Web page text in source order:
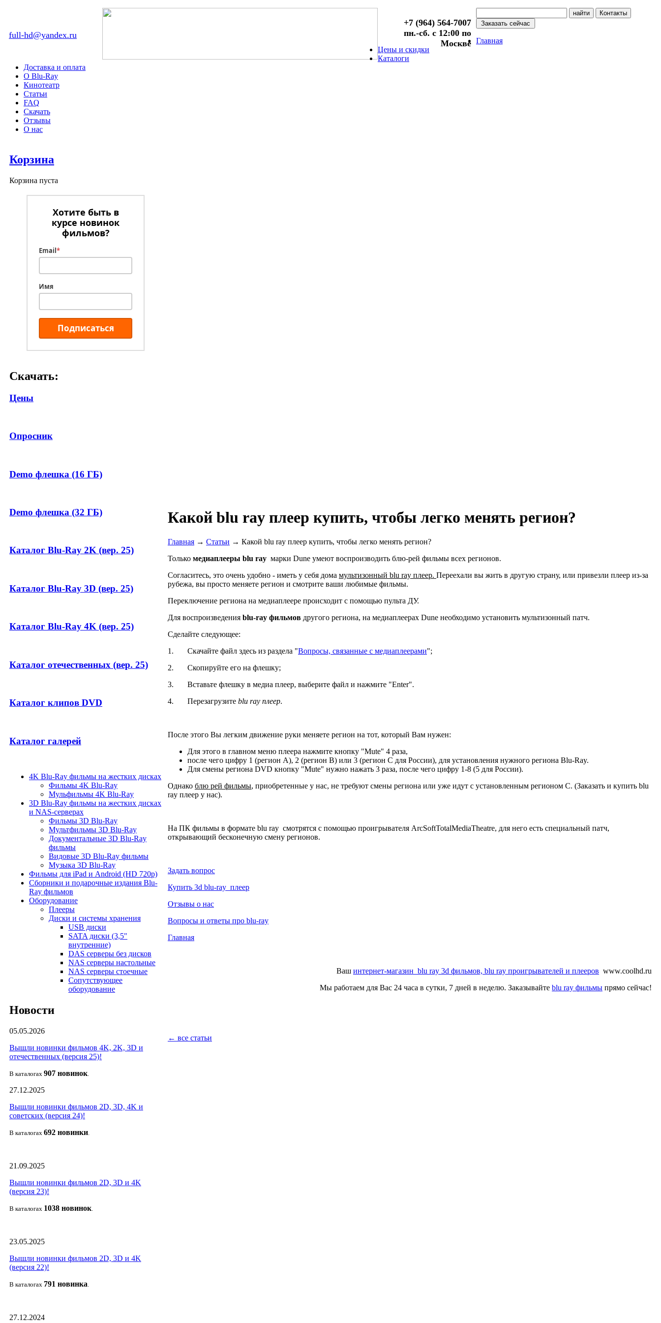
full-hd@yandex.ru
+7 (964) 564-7007
пн.-сб. с 12:00 по
Москве Главная
Цены и скидки
Каталоги
Доставка и оплата
О Blu-Ray
Кинотеатр
Статьи
FAQ
Скачать
Отзывы
О нас
Корзина
Корзина пуста
Хотите быть в
курсе новинок
фильмов?
Email*
Имя
Подписаться
Скачать:
Цены
Опросник
Demo флешка (16 ГБ)
Demo флешка (32 ГБ)
Каталог Blu-Ray 2K (вер. 25)
Каталог Blu-Ray 3D (вер. 25)
Каталог Blu-Ray 4K (вер. 25)
Каталог отечественных (вер. 25)
Каталог клипов DVD
Каталог галерей
4K Blu-Ray фильмы на жестких дисках
Фильмы 4K Blu-Ray
Мульфильмы 4K Blu-Ray
3D Blu-Ray фильмы на жестких дисках
и NAS-серверах
Фильмы 3D Blu-Ray
Мультфильмы 3D Blu-Ray
Документальные 3D Blu-Ray
фильмы
Видовые 3D Blu-Ray фильмы
Музыка 3D Blu-Ray
Фильмы для iPad и Android (HD 720p)
Сборники и подарочные издания Blu-
Ray фильмов
Оборудование
Плееры
Диски и системы хранения
USB диски
SATA диски (3,5"
внутренние)
DAS серверы без дисков
NAS серверы настольные
NAS серверы стоечные
Сопутствующее
оборудование
Новости
05.05.2026
Вышли новинки фильмов 4K, 2K, 3D и
отечественных (версия 25)!
В каталогах 907 новинок.
27.12.2025
Вышли новинки фильмов 2D, 3D, 4K и
советских (версия 24)!
В каталогах 692 новинки.
21.09.2025
Вышли новинки фильмов 2D, 3D и 4K
(версия 23)!
В каталогах 1038 новинок.
23.05.2025
Вышли новинки фильмов 2D, 3D и 4K
(версия 22)!
В каталогах 791 новинка.
27.12.2024
Какой blu ray плеер купить, чтобы легко менять регион?
Главная → Статьи → Какой blu ray плеер купить, чтобы легко менять регион?
Только медиаплееры blu ray марки Dunе умеют воспроизводить блю-рей фильмы всех регионов.
Согласитесь, это очень удобно - иметь у себя дома мультизонный blu ray плеер. Переехали вы жить в другую страну, или привезли плеер из-за
рубежа, вы просто меняете регион и смотрите ваши любимые фильмы.
Переключение региона на медиаплеере происходит с помощью пульта ДУ.
Для воспроизведения blu-ray фильмов другого региона, на медиаплеерах Dune необходимо установить мультизонный патч.
Сделайте следующее:
1. Скачайте файл здесь из раздела "Вопросы, связанные с медиаплеерами";
2. Скопируйте его на флешку;
3. Вставьте флешку в медиа плеер, выберите файл и нажмите "Enter".
4. Перезагрузите blu ray плеер.
После этого Вы легким движение руки меняете регион на тот, который Вам нужен:
Для этого в главном меню плеера нажмите кнопку "Mute" 4 раза,
после чего цифру 1 (регион А), 2 (регион В) или 3 (регион С для России), для установления нужного региона Blu-Ray.
Для смены региона DVD кнопку "Mute" нужно нажать 3 раза, после чего цифру 1-8 (5 для России).
Однако блю рей фильмы, приобретенные у нас, не требуют смены региона или уже идут с установленным регионом С. (Заказать и купить blu
ray плеер у нас).
На ПК фильмы в формате blu ray смотрятся с помощью проигрывателя ArcSoftTotalMediaTheatre, для него есть специальный патч,
открывающий бесконечную смену регионов.
Задать вопрос
Купить 3d blu-ray плеер
Отзывы о нас
Вопросы и ответы про blu-ray
Главная
Ваш интернет-магазин blu ray 3d фильмов, blu ray проигрывателей и плееров www.coolhd.ru
Мы работаем для Вас 24 часа в сутки, 7 дней в неделю. Заказывайте blu ray фильмы прямо сейчас!
← все статьи